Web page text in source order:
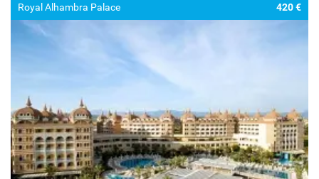
Royal Alhambra Palace 420 €